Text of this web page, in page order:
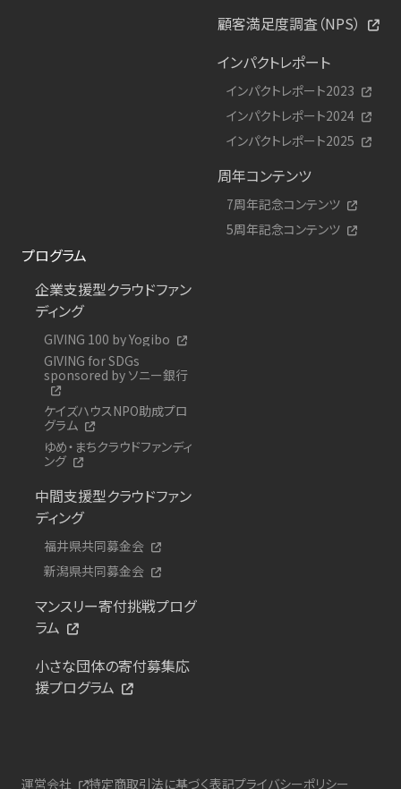
顧客満足度調査（NPS）
インパクトレポート
インパクトレポート2023
インパクトレポート2024
インパクトレポート2025
周年コンテンツ
7周年記念コンテンツ
5周年記念コンテンツ
プログラム
企業支援型クラウドファン
ディング
GIVING 100 by Yogibo
GIVING for SDGs
sponsored by ソニー銀行
ケイズハウスNPO助成プロ
グラム
ゆめ・まちクラウドファンディ
ング
中間支援型クラウドファン
ディング
福井県共同募金会
新潟県共同募金会
マンスリー寄付挑戦プログ
ラム
小さな団体の寄付募集応
援プログラム
運営会社 特定商取引法に基づく表記プライバシーポリシー